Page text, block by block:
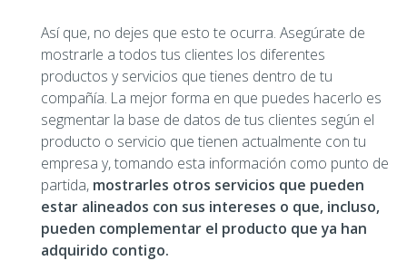
Así que, no dejes que esto te ocurra. Asegúrate de
mostrarle a todos tus clientes los diferentes
productos y servicios que tienes dentro de tu
compañía. La mejor forma en que puedes hacerlo es
segmentar la base de datos de tus clientes según el
producto o servicio que tienen actualmente con tu
empresa y, tomando esta información como punto de
partida, mostrarles otros servicios que pueden
estar alineados con sus intereses o que, incluso,
pueden complementar el producto que ya han
adquirido contigo.